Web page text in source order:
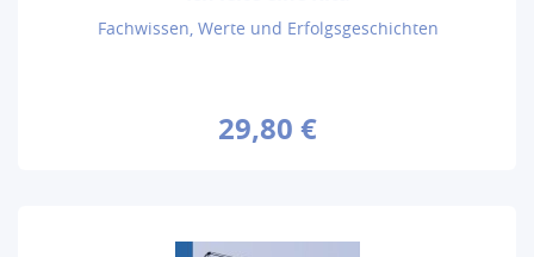
Fachwissen, Werte und Erfolgsgeschichten
29,80 €